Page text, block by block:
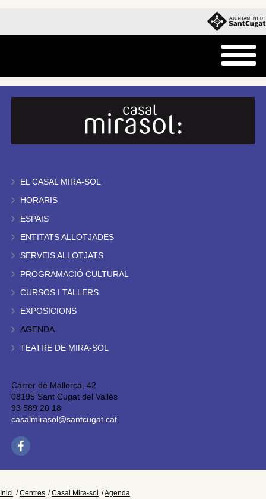
EL CASAL MIRA-SOL
HORARIS
ESPAIS
ENTITATS ALLOTJADES
SERVEIS ALLOTJATS
PROGRAMACIÓ CULTURAL
CURSOS I TALLERS
EXPOSICIONS
AGENDA
TEATRE DE MIRA-SOL
Carrer de Mallorca, 42
08195 Sant Cugat del Vallès
93 589 20 18
casalmirasol@santcugat.cat
Inici Centres Casal Mira-sol Agenda